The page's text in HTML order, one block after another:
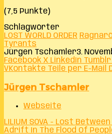
(7,5 Punkte)
Schlagwörter
LOST WORLD ORDER
Tyrants
Jürgen Tschamler3.
Facebook X LinkedIn Tumblr
VKontakte Teile per E-Mail
Jürgen Tschamler
Webseite
LILIUM SOVA - Lost
Adrift In The Flood Of